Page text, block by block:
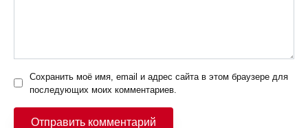
Сохранить моё имя, email и адрес сайта в этом браузере для
последующих моих комментариев.